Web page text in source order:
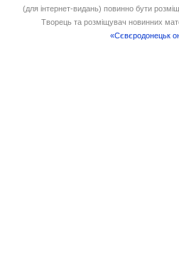
(для інтернет-видань) повинно бути
Творець та розміщувач новинних
«Сєвєродонецьк